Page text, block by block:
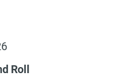
Roll